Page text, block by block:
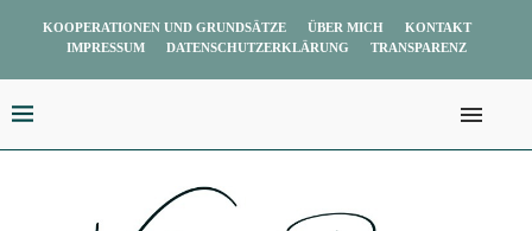
KOOPERATIONEN UND GRUNDSÄTZE ÜBER MICH
KONTAKT
IMPRESSUM
DATENSCHUTZERKLÄRUNG TRANSPARENZ